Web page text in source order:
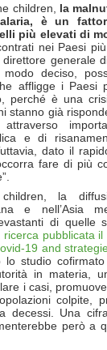
children, la
è un
più elevati di
nei Paesi
, direttore generale
deciso,
affligge i Paesi
perché è una
stanno già
e di
dato il
fare di più
la
e nell’Asia
di quelle
ricerca pubblicata
19 and
lo studio
in materia,
i casi,
colpite,
decessi. Una
però a